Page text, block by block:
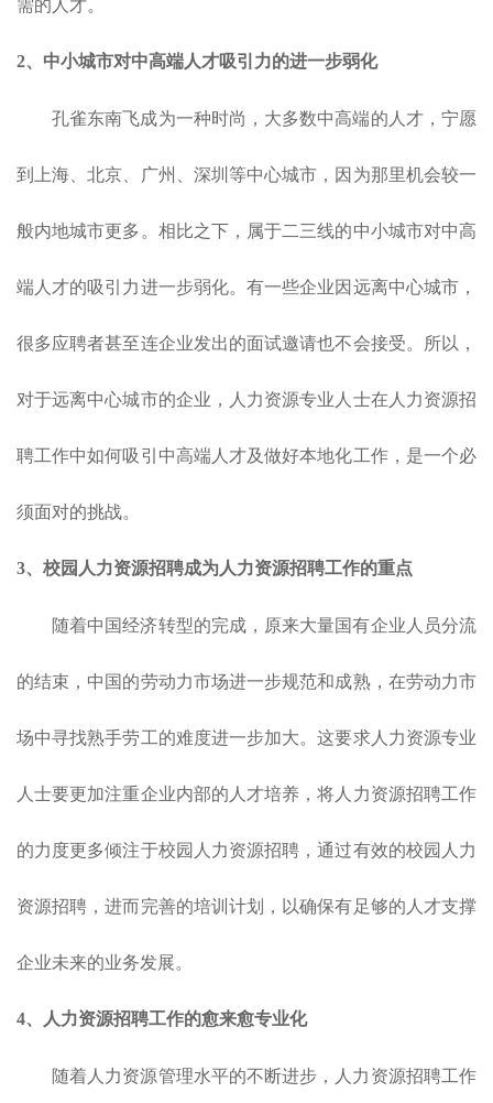
需的人才。
2、中小城市对中高端人才吸引力的进一步弱化
孔雀东南飞成为一种时尚，大多数中高端的人才，宁愿
到上海、北京、广州、深圳等中心城市，因为那里机会较一
般内地城市更多。相比之下，属于二三线的中小城市对中高
端人才的吸引力进一步弱化。有一些企业因远离中心城市，
很多应聘者甚至连企业发出的面试邀请也不会接受。所以，
对于远离中心城市的企业，人力资源专业人士在人力资源招
聘工作中如何吸引中高端人才及做好本地化工作，是一个必
须面对的挑战。
3、校园 人力资源招聘成为人力资源招聘工作的重点
随着中国经济转型的完成，原来大量国有企业人员分流
的结束，中国的劳动力市场进一步规范和成熟，在劳动力市
场中寻找熟手劳工的难度进一步加大。这要求人力资源专业
人士要更加注重企业内部的人才培养，将人力资源招聘工作
的力度更多倾注于校园人力资源招聘，通过有效的校园人力
资源招聘，进而完善的培训计划，以确保有足够的人才支撑
企业未来的业务发展。
4、 人力资源招聘工作的愈来愈专业化
随着人力资源管理水平的不断进步，人力资源招聘工作